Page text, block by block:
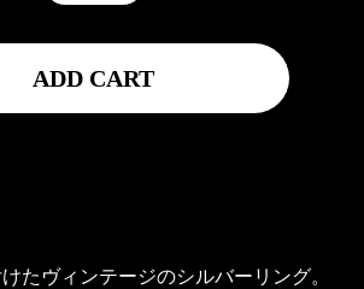
ADD CART
たヴィンテージのシルバーリング。